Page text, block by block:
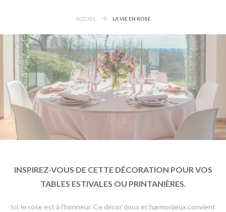
ACCUEIL LA VIE EN ROSE
INSPIREZ-VOUS DE CETTE DÉCORATION POUR VOS
TABLES ESTIVALES OU PRINTANIÈRES.
Ici, le rose est à l’honneur. Ce décor doux et harmonieux convient